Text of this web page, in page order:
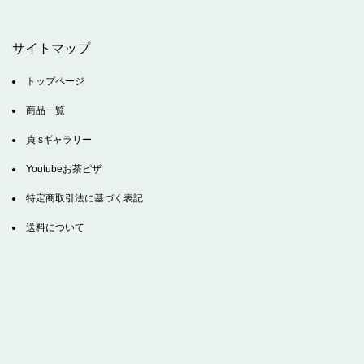
サイトマップ
トップページ
商品一覧
貞’sギャラリー
Youtubeお茶ピザ
特定商取引法に基づく表記
送料について